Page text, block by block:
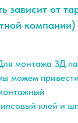
зависит от
компании)
монтажа 3Д
можем привести
клей и